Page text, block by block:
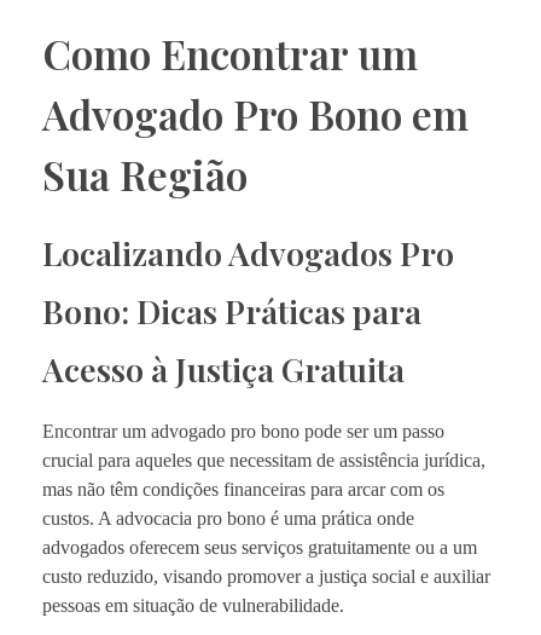
Como Encontrar um
Advogado Pro Bono em
Sua Região
Localizando Advogados Pro
Bono: Dicas Práticas para
Acesso à Justiça Gratuita
Encontrar um advogado pro bono pode ser um passo
crucial para aqueles que necessitam de assistência jurídica,
mas não têm condições financeiras para arcar com os
custos. A advocacia pro bono é uma prática onde
advogados oferecem seus serviços gratuitamente ou a um
custo reduzido, visando promover a justiça social e auxiliar
pessoas em situação de vulnerabilidade.